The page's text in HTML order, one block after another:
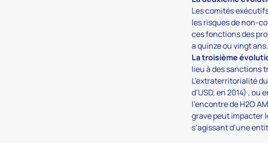
Les comités
les risques de non-
ces fonctions des
a quinze ou vingt
La troisième
lieu à des sanctions
L’extraterritorialité
d’USD, en 2014) , ou
l’encontre de H2O
grave peut impacter
s’agissant d’une